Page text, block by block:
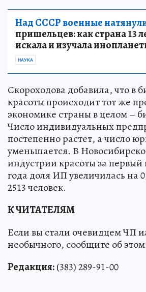
Над СССР военные
пришельцев: как страна 13
искала и изучала
НАУКА
Скороходова добавила, что в
красоты происходит тот же
экономике страны в целом –
Число индивидуальных
постепенно растет, а число
уменьшается. В
индустрии красоты за первый
года доля ИП увеличилась на
2513 человек.
К ЧИТАТЕЛЯМ
Если вы стали очевидцем ЧП
необычного, сообщите об
Редакция:(383) 289-91-00